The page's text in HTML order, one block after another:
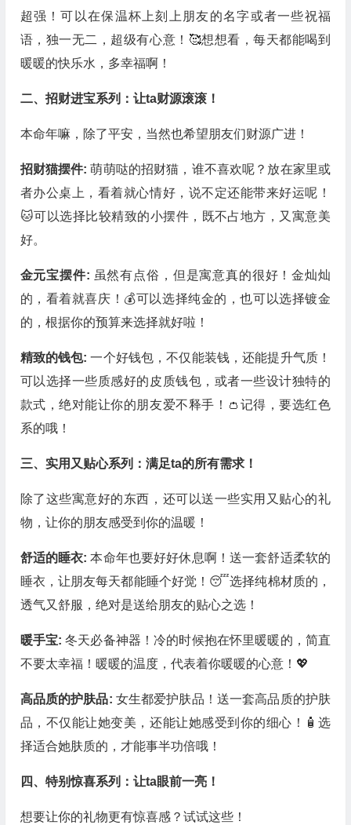
超强！可以在保温杯上刻上朋友的名字或者一些祝福
语，独一无二，超级有心意！🥰想想看，每天都能喝到
暖暖的快乐水，多幸福啊！
二、招财进宝系列：让ta财源滚滚！
本命年嘛，除了平安，当然也希望朋友们财源广进！
招财猫摆件:萌萌哒的招财猫，谁不喜欢呢？放在家里或
者办公桌上，看着就心情好，说不定还能带来好运呢！
🐱可以选择比较精致的小摆件，既不占地方，又寓意美
好。
金元宝摆件: 虽然有点俗，但是寓意真的很好！金灿灿
的，看着就喜庆！💰可以选择纯金的，也可以选择镀金
的，根据你的预算来选择就好啦！
精致的钱包:一个好钱包，不仅能装钱，还能提升气质！
可以选择一些质感好的皮质钱包，或者一些设计独特的
款式，绝对能让你的朋友爱不释手！👛记得，要选红色
系的哦！
三、实用又贴心系列：满足ta的所有需求！
除了这些寓意好的东西，还可以送一些实用又贴心的礼
物，让你的朋友感受到你的温暖！
舒适的睡衣:本命年也要好好休息啊！送一套舒适柔软的
睡衣，让朋友每天都能睡个好觉！😴选择纯棉材质的，
透气又舒服，绝对是送给朋友的贴心之选！
暖手宝:冬天必备神器！冷的时候抱在怀里暖暖的，简直
不要太幸福！暖暖的温度，代表着你暖暖的心意！💖
高品质的护肤品: 女生都爱护肤品！送一套高品质的护肤
品，不仅能让她变美，还能让她感受到你的细心！🧴选
择适合她肤质的，才能事半功倍哦！
四、特别惊喜系列：让ta眼前一亮！
想要让你的礼物更有惊喜感？试试这些！